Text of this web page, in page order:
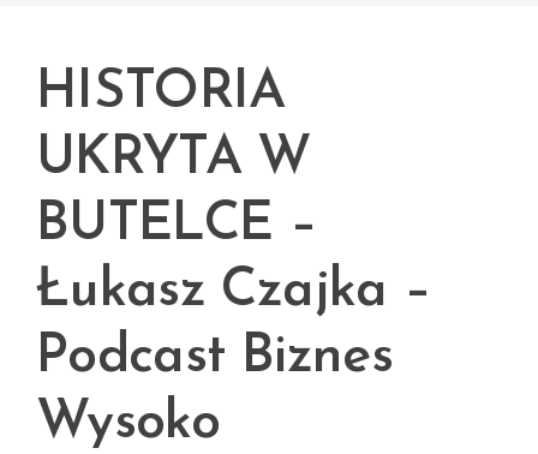
HISTORIA
UKRYTA W
BUTELCE –
Łukasz Czajka –
Podcast Biznes
Wysoko